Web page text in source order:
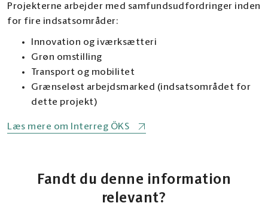
Projekterne arbejder med samfundsudfordringer inden
for fire indsatsområder:
Innovation og iværksætteri
Grøn omstilling
Transport og mobilitet
Grænseløst arbejdsmarked (indsatsområdet for
dette projekt)
Læs mere om Interreg ÖKS
Fandt du denne information
relevant?